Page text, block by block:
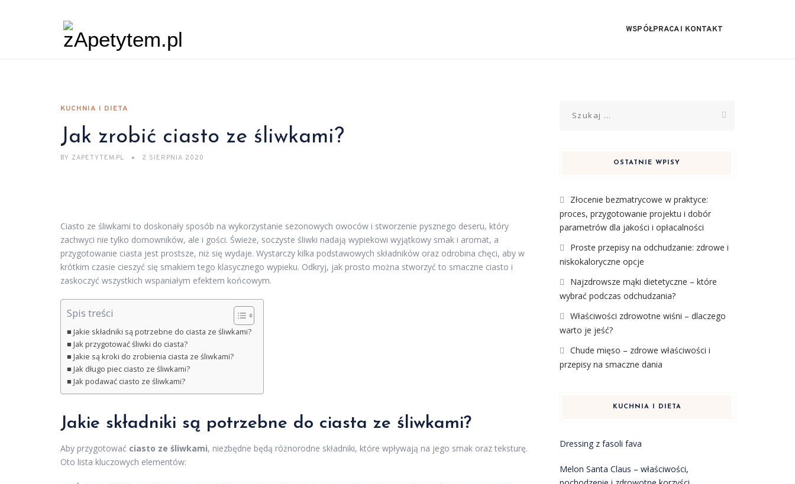
WSPÓŁPRACA I KONTAKT
KUCHNIA I DIETA
Jak zrobić ciasto ze śliwkami?
BY ZAPETYTEM.PL 2 SIERPNIA 2020
Ciasto ze śliwkami to doskonały sposób na wykorzystanie sezonowych owoców i stworzenie pysznego deseru, który
zachwyci nie tylko domowników, ale i gości. Świeże, soczyste śliwki nadają wypiekowi wyjątkowy smak i aromat, a
przygotowanie ciasta jest prostsze, niż się wydaje. Wystarczy kilka podstawowych składników oraz odrobina chęci, aby w
krótkim czasie cieszyć się smakiem tego klasycznego wypieku. Odkryj, jak prosto można stworzyć to smaczne ciasto i
zaskoczyć wszystkich wspaniałym efektem końcowym.
Spis treści
Jakie składniki są potrzebne do ciasta ze śliwkami?
Jak przygotować śliwki do ciasta?
Jakie są kroki do zrobienia ciasta ze śliwkami?
Jak długo piec ciasto ze śliwkami?
Jak podawać ciasto ze śliwkami?
Jakie składniki są potrzebne do ciasta ze śliwkami?
Aby przygotować ciasto ze śliwkami, niezbędne będą różnorodne składniki, które wpływają na jego smak oraz teksturę.
Oto lista kluczowych elementów:
OSTATNIE WPISY
Złocenie bezmatrycowe w praktyce:
proces, przygotowanie projektu i dobór
parametrów dla jakości i opłacalności
Proste przepisy na odchudzanie: zdrowe i
niskokaloryczne opcje
Najzdrowsze mąki dietetyczne – które
wybrać podczas odchudzania?
Właściwości zdrowotne wiśni – dlaczego
warto je jeść?
Chude mięso – zdrowe właściwości i
przepisy na smaczne dania
KUCHNIA I DIETA
Dressing z fasoli fava
Melon Santa Claus – właściwości,